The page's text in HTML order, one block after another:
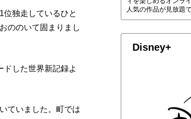
独走しているひと
ののいて固まりまし
した世界新記録よ
ていました。町では
人気の作品が見放題
Disney+